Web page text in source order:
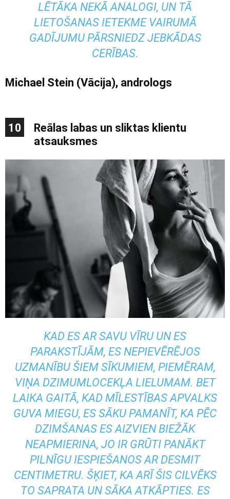
LĒTĀKA NEKĀ ANALOGI, UN TĀ
LIETOŠANAS IETEKME VAIRUMĀ
GADĪJUMU PĀRSNIEDZ JEBKĀDAS
CERĪBAS.
Michael Stein (Vācija), andrologs
10
Reālas labas un sliktas klientu
atsauksmes
KAD ES AR SAVU VĪRU UN ES
PARAKSTĪJĀM, ES NEPIEVĒRĒJOS
UZMANĪBU ŠIEM SĪKUMIEM, PIEMĒRAM,
VIŅA DZIMUMLOCEKĻA LIELUMAM. BET
LAIKA GAITĀ, KAD MĪLESTĪBAS APVALKS
GUVA MIEGU, ES SĀKU PAMANĪT, KA PĒC
DZIMŠANAS ES AIZVIEN BIEŽĀK
NEAPMIERINA, JO IR GRŪTI PANĀKT
PILNĪGU IESPIEŠANOS AR DESMIT
CENTIMETRU. ŠĶIET, KA ARĪ ŠIS CILVĒKS
TO SAPRATA UN SĀKA ATKĀPTIES. ES